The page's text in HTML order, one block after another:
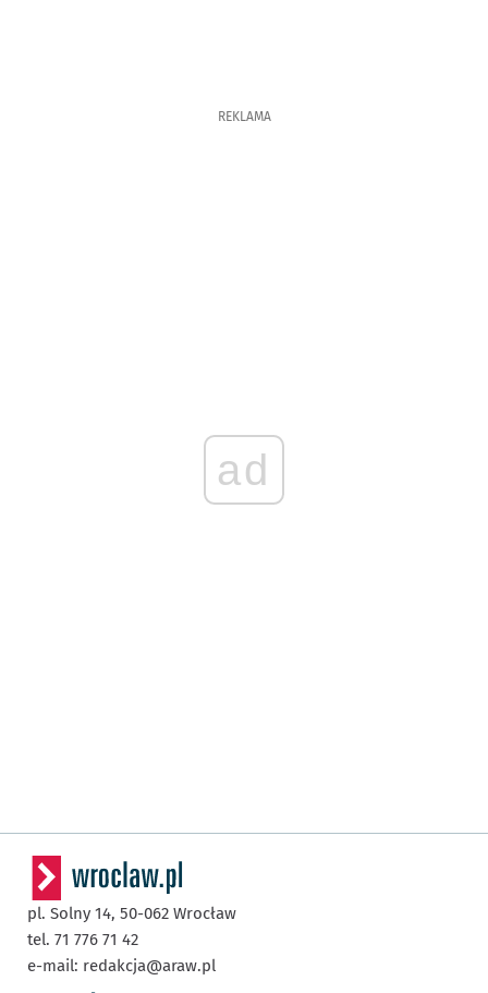
REKLAMA
ad
pl. Solny 14, 50-062 Wrocław
tel. 71 776 71 42
e-mail: redakcja@araw.pl